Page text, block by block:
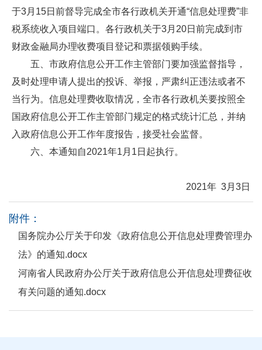
于3月15日前督导完成全市各行政机关开通“信息处理费”非
税系统收入项目端口。各行政机关于3月20日前完成到市
财政金融局办理收费项目登记和票据领购手续。
五、市政府信息公开工作主管部门要加强监督指导，
及时处理申请人提出的投诉、举报，严肃纠正违法或者不
当行为。信息处理费收取情况，全市各行政机关要按照全
国政府信息公开工作主管部门规定的格式统计汇总，并纳
入政府信息公开工作年度报告，接受社会监督。
六、本通知自2021年1月1日起执行。
2021年 3月3日
附件：
国务院办公厅关于印发《政府信息公开信息处理费管理办
法》的通知.docx
河南省人民政府办公厅关于政府信息公开信息处理费征收
有关问题的通知.docx